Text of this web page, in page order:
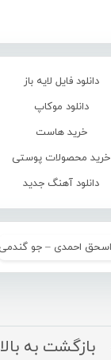
دانلود فایل لایه باز
دانلود موکاپ
خرید هاست
خرید محصولات پوستی
دانلود آهنگ جدید
بازگشت به بالا